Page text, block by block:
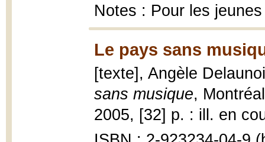
Notes : Pour les
Le pays sans
[texte], Angèle
sans musique,
2005, [32] p. : ill. en